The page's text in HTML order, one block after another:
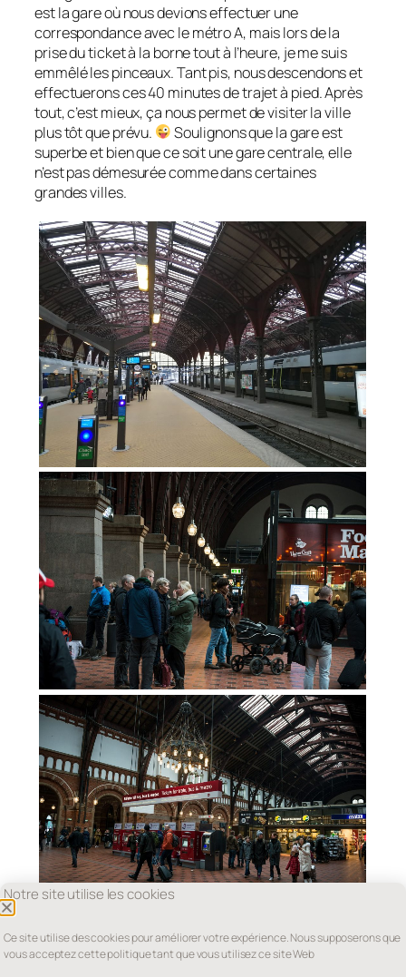
est la gare où nous devions effectuer une
correspondance avec le métro A, mais lors de la
prise du ticket à la borne tout à l’heure, je me suis
emmêlé les pinceaux. Tant pis, nous descendons et
effectuerons ces 40 minutes de trajet à pied. Après
tout, c’est mieux, ça nous permet de visiter la ville
plus tôt que prévu.
Soulignons que la gare est
superbe et bien que ce soit une gare centrale, elle
n’est pas démesurée comme dans certaines
grandes villes.
Notre site utilise les cookies
Ce site utilise des cookies pour améliorer votre expérience. Nous supposerons que
vous acceptez cette politique tant que vous utilisez ce site Web